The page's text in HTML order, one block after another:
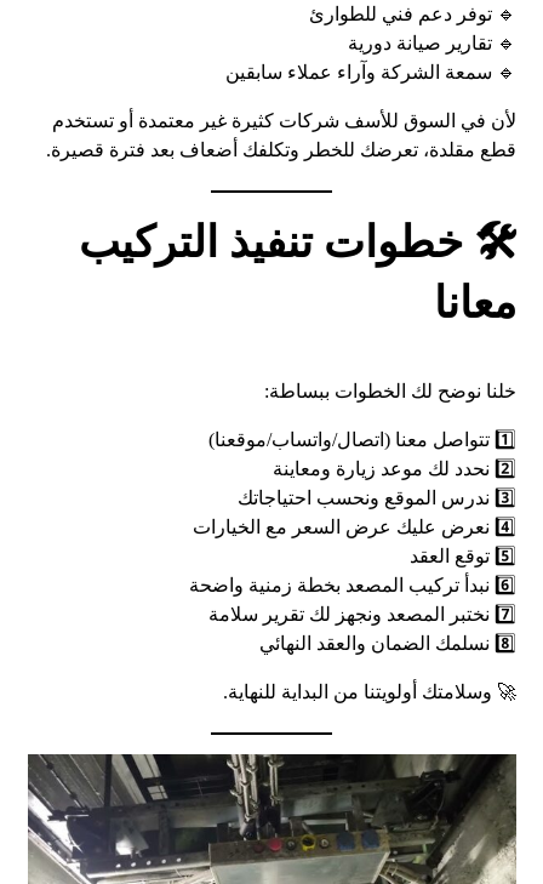
🔹 توفر دعم فني للطوارئ
🔹 تقارير صيانة دورية
🔹 سمعة الشركة وآراء عملاء سابقين
لأن في السوق للأسف شركات كثيرة غير معتمدة أو تستخدم
قطع مقلدة، تعرضك للخطر وتكلفك أضعاف بعد فترة قصيرة.
🛠️ خطوات تنفيذ التركيب
معانا
خلنا نوضح لك الخطوات ببساطة:
1️⃣ تتواصل معنا (اتصال/واتساب/موقعنا)
2️⃣ نحدد لك موعد زيارة ومعاينة
3️⃣ ندرس الموقع ونحسب احتياجاتك
4️⃣ نعرض عليك عرض السعر مع الخيارات
5️⃣ توقع العقد
6️⃣ نبدأ تركيب المصعد بخطة زمنية واضحة
7️⃣ نختبر المصعد ونجهز لك تقرير سلامة
8️⃣ نسلمك الضمان والعقد النهائي
🚀 وسلامتك أولويتنا من البداية للنهاية.